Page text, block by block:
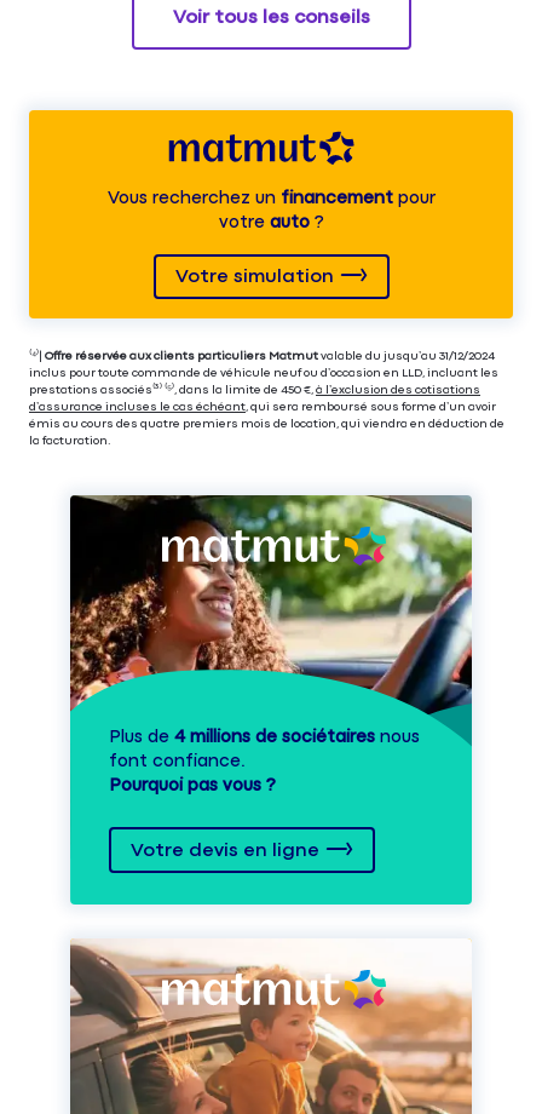
Voir tous les conseils
Vous recherchez unfinancementpour
votre auto?
Votre simulation
⁽⁴⁾| Offre réservée aux clients particuliers Matmut valable du jusqu’au 31/12/2024
inclus pour toute commande de véhicule neuf ou d’occasion en LLD, incluant les
prestations associés⁽³⁾ ⁽⁵⁾, dans la limite de 450 €, à l’exclusion des cotisations
d’assurance incluses le cas échéant , qui sera remboursé sous forme d’un avoir
émis au cours des quatre premiers mois de location, qui viendra en déduction de
la facturation.
Plus de 4 millions de sociétaires nous
font confiance.
Pourquoi pas vous ?
Votre devis en ligne